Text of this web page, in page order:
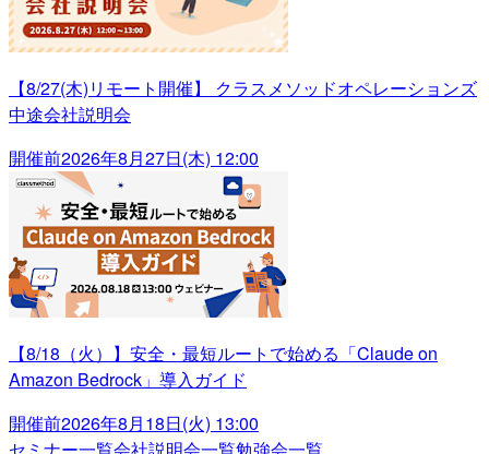
【8/27(木)リモート開催】 クラスメソッドオペレーションズ
中途会社説明会
開催前2026年8月27日(木) 12:00
【8/18（火）】安全・最短ルートで始める「Claude on
Amazon Bedrock」導入ガイド
開催前2026年8月18日(火) 13:00